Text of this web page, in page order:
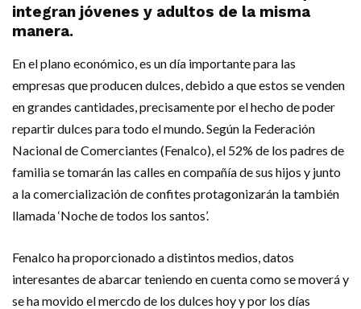
integran jóvenes y adultos de la misma
manera.
En el plano económico, es un día importante para las
empresas que producen dulces, debido a que estos se venden
en grandes cantidades, precisamente por el hecho de poder
repartir dulces para todo el mundo. Según la Federación
Nacional de Comerciantes (Fenalco), el 52% de los padres de
familia se tomarán las calles en compañía de sus hijos y junto
a la comercialización de confites protagonizarán la también
llamada ‘Noche de todos los santos’.
Fenalco ha proporcionado a distintos medios, datos
interesantes de abarcar teniendo en cuenta como se moverá y
se ha movido el mercdo de los dulces hoy y por los días